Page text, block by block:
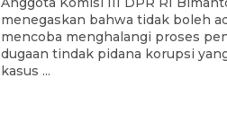
menegaskan bahwa tidak boleh
mencoba menghalangi proses
dugaan tindak pidana korupsi
kasus ...